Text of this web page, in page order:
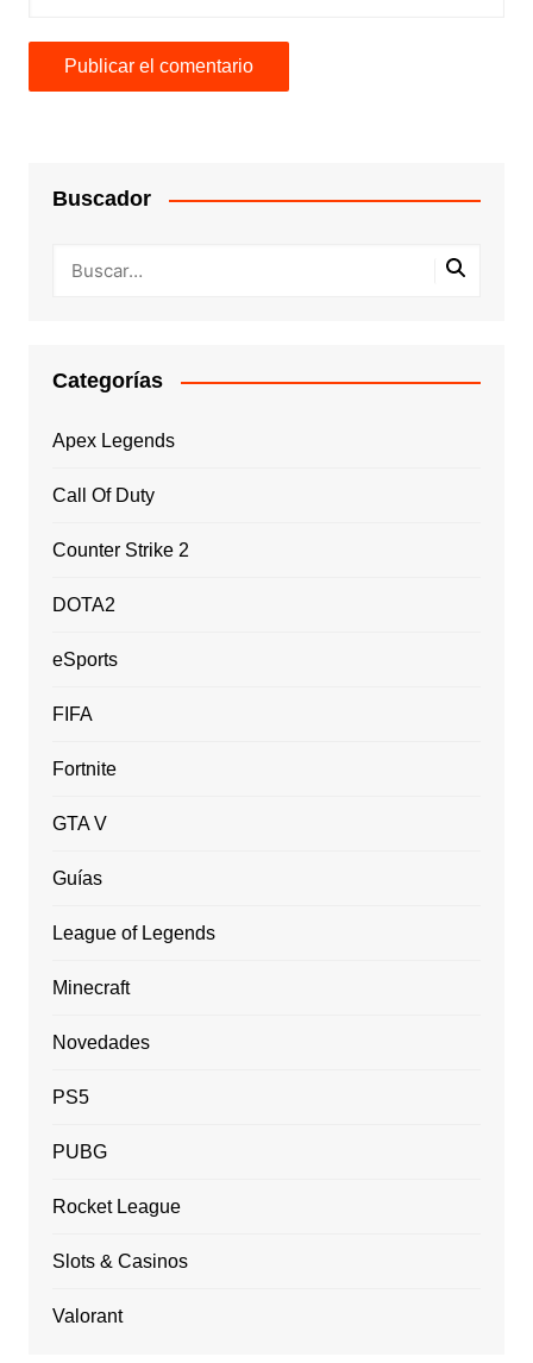
Buscador
Categorías
Apex Legends
Call Of Duty
Counter Strike 2
DOTA2
eSports
FIFA
Fortnite
GTA V
Guías
League of Legends
Minecraft
Novedades
PS5
PUBG
Rocket League
Slots & Casinos
Valorant